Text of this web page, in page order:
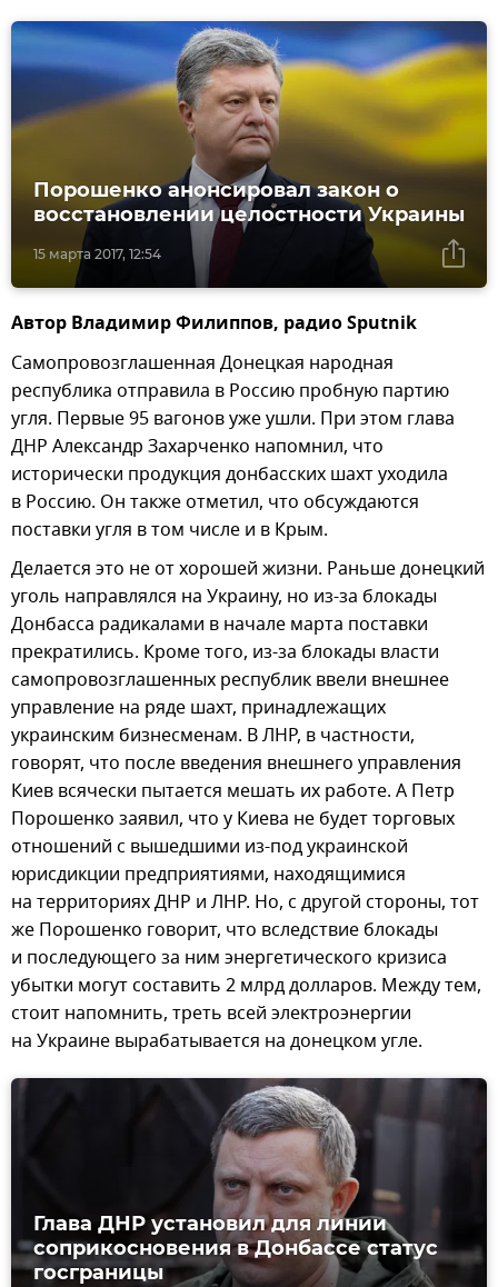
15 марта 2017, 12:54
Порошенко анонсировал закон о
восстановлении целостности Украины
Автор Владимир Филиппов, радио Sputnik
Самопровозглашенная Донецкая народная
республика отправила в Россию пробную партию
угля. Первые 95 вагонов уже ушли. При этом глава
ДНР Александр Захарченко напомнил, что
исторически продукция донбасских шахт уходила
в Россию. Он также отметил, что обсуждаются
поставки угля в том числе и в Крым.
Делается это не от хорошей жизни. Раньше донецкий
уголь направлялся на Украину, но из-за блокады
Донбасса радикалами в начале марта поставки
прекратились. Кроме того, из-за блокады власти
самопровозглашенных республик ввели внешнее
управление на ряде шахт, принадлежащих
украинским бизнесменам. В ЛНР, в частности,
говорят, что после введения внешнего управления
Киев всячески пытается мешать их работе. А Петр
Порошенко заявил, что у Киева не будет торговых
отношений с вышедшими из-под украинской
юрисдикции предприятиями, находящимися
на территориях ДНР и ЛНР. Но, с другой стороны, тот
же Порошенко говорит, что вследствие блокады
и последующего за ним энергетического кризиса
убытки могут составить 2 млрд долларов. Между тем,
стоит напомнить, треть всей электроэнергии
на Украине вырабатывается на донецком угле.
Глава ДНР установил для линии
соприкосновения в Донбассе статус
госграницы